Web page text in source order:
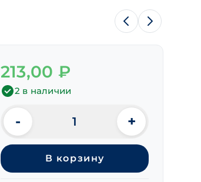
213,00 ₽
2 в наличии
Количество
товара
Скоба
образ.
- +
В корзину